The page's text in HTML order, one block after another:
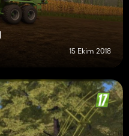
15 Ekim 2018